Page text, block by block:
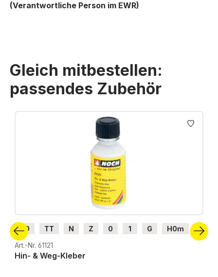
(Verantwortliche Person im EWR)
Gleich mitbestellen:
passendes Zubehör
Produktgalerie überspringen
H0 TT N Z 0 1 G
H0m
H0e
Art.-Nr. 61121
Hin- & Weg-Kleber